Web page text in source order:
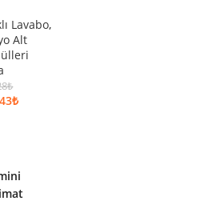
Lavabo,
Alt
₺
₺